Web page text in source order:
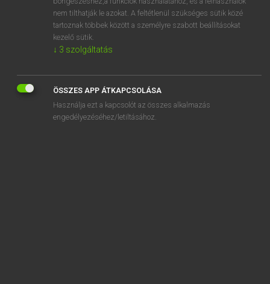
SZOTAR.NET APPLIKÁCIÓ
BEÉPÜLŐ SZÓTÁRMODUL
ONLINE NYELVVIZSGA
nem tilthatják le azokat. A feltétlenül szükséges sütik közé
tartoznak többek között a személyre szabott beállításokat
kezelő sütik.
↓ 3 szolgáltatás
ÖSSZES APP ÁTKAPCSOLÁSA
Használja ezt a kapcsolót az összes alkalmazás
engedélyezéséhez/letiltásához.